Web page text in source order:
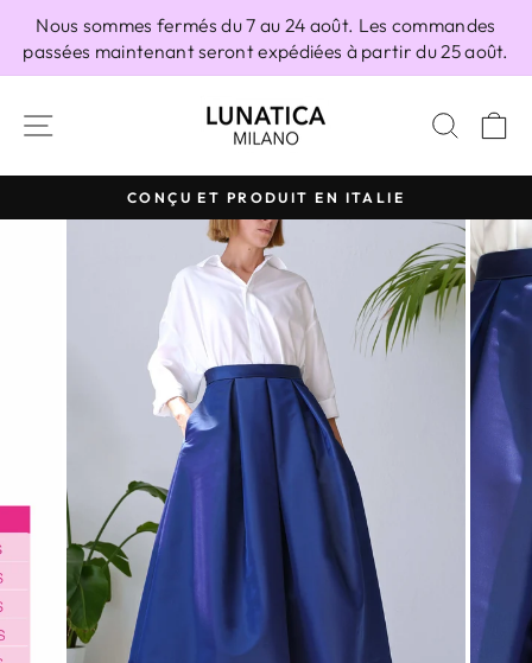
contenu
Nous sommes fermés du 7 au 24 août. Les commandes
passées maintenant seront expédiées à partir du 25 août.
Diaporama
Pause
CONÇU ET PRODUIT EN ITALIE